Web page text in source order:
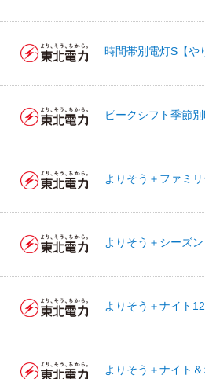
東北電力
東北電力
東北電力
東北電力
東北電力 よりそう＋ナイト12
東北電力